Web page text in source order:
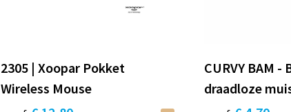
2305 | Xoopar Pokket
Wireless Mouse
CURVY BAM -
draadloze